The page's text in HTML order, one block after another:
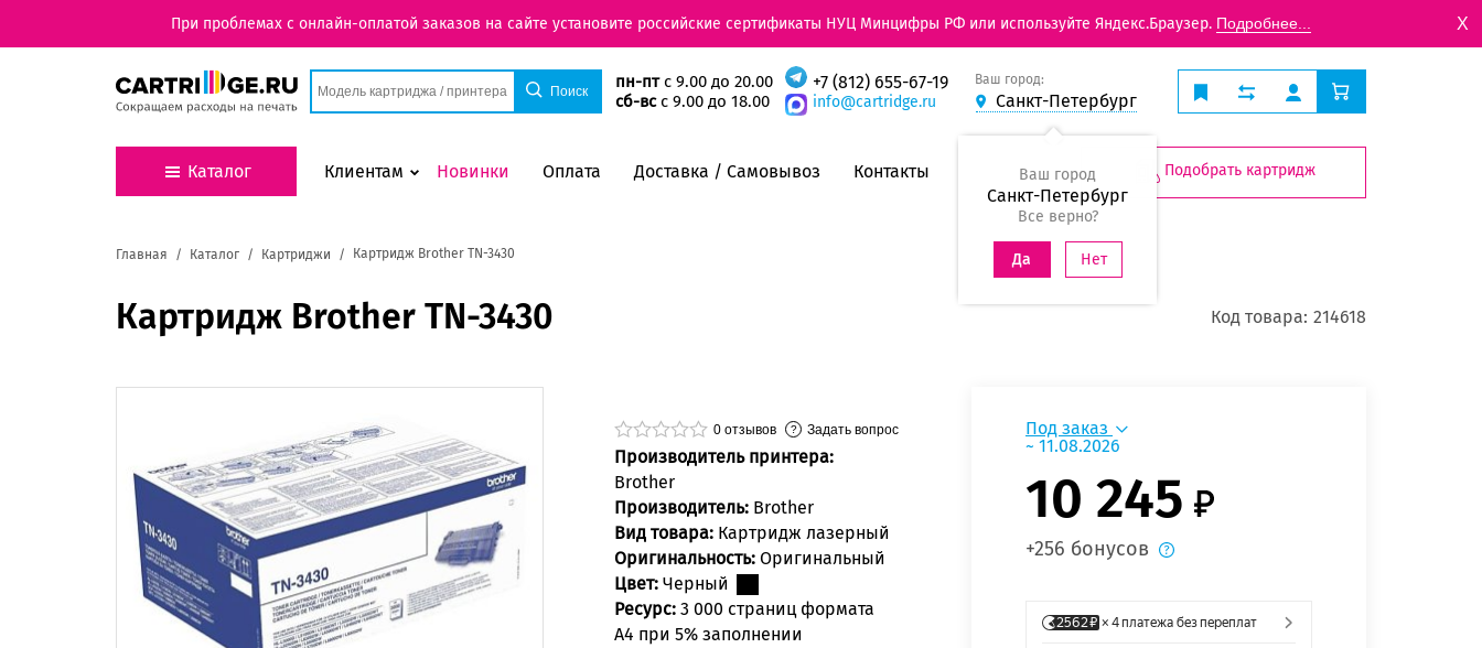
При проблемах с онлайн-оплатой заказов на сайте установите российские сертификаты НУЦ Минцифры РФ или используйте Яндекс.Браузер. Подробнее... X
пн-птс 9.00 до 20.00
сб-всс 9.00 до 18.00
+7 (812) 655-67-19
info@cartridge.ru
Ваш город:
Санкт-Петербург
Ваш город
Санкт-Петербург
Все верно?
Да Нет
Каталог Клиентам Новинки Оплата Доставка / Самовывоз Контакты Подобрать картридж
Главная Каталог Картриджи Картридж Brother TN-3430
Картридж Brother TN-3430 Код товара: 214618
0 отзывов Задать вопрос
Производитель принтера:
Brother
Производитель: Brother
Вид товара: Картридж лазерный
Оригинальность: Оригинальный
Цвет: Черный
Ресурс: 3 000 страниц формата
А4 при 5% заполнении
Под заказ
~ 11.08.2026
10 245
+256 бонусов